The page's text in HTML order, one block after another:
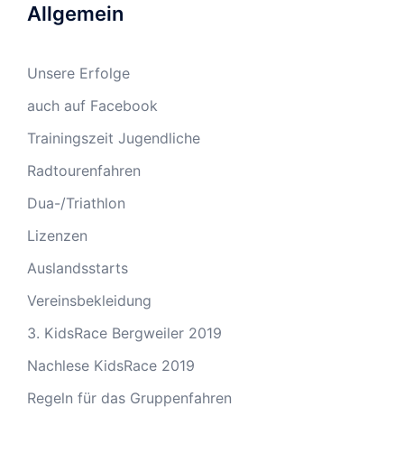
Allgemein
Unsere Erfolge
auch auf Facebook
Trainingszeit Jugendliche
Radtourenfahren
Dua-/Triathlon
Lizenzen
Auslandsstarts
Vereinsbekleidung
3. KidsRace Bergweiler 2019
Nachlese KidsRace 2019
Regeln für das Gruppenfahren